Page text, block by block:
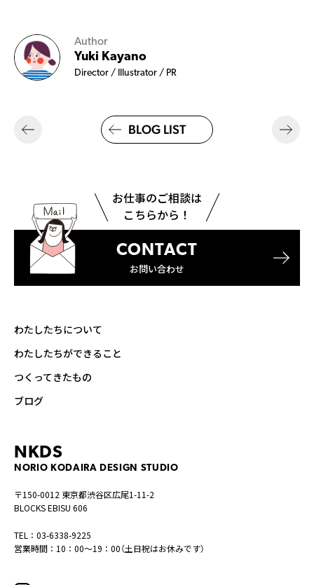
Author
Yuki Kayano
Director / Illustrator / PR
BLOG LIST
お仕事のご相談は
こちらから！
CONTACT
お問い合わせ
わたしたちについて
わたしたちができること
つくってきたもの
ブログ
NKDS
NORIO KODAIRA DESIGN STUDIO
〒150-0012 東京都渋谷区広尾1-11-2
BLOCKS EBISU 606
TEL：03-6338-9225
営業時間：10：00〜19：00（土日祝はお休みです）